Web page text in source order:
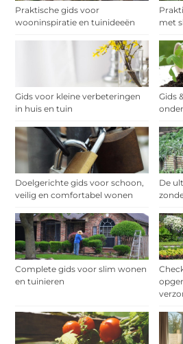
Praktische gids voor
wooninspiratie en tuinideeën
met
Gids voor kleine verbeteringen
in huis en tuin
Gids
Doelgerichte gids voor schoon,
veilig en comfortabel wonen
De
Complete gids voor slim wonen
en tuinieren